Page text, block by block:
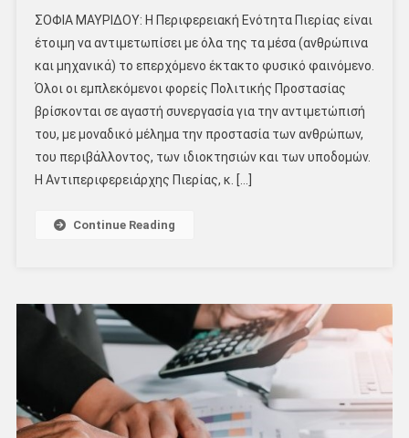
ΣΟΦΙΑ ΜΑΥΡΙΔΟΥ: Η Περιφερειακή Ενότητα Πιερίας είναι
έτοιμη να αντιμετωπίσει με όλα της τα μέσα (ανθρώπινα
και μηχανικά) το επερχόμενο έκτακτο φυσικό φαινόμενο.
Όλοι οι εμπλεκόμενοι φορείς Πολιτικής Προστασίας
βρίσκονται σε αγαστή συνεργασία για την αντιμετώπισή
του, με μοναδικό μέλημα την προστασία των ανθρώπων,
του περιβάλλοντος, των ιδιοκτησιών και των υποδομών.
Η Αντιπεριφερειάρχης Πιερίας, κ. […]
Continue Reading